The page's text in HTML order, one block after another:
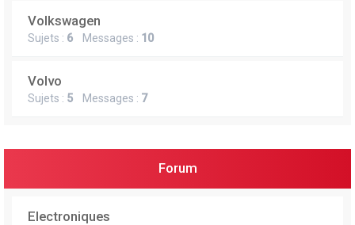
Volkswagen
Sujets : 6 Messages : 10
Volvo
Sujets : 5 Messages : 7
Forum
Electroniques